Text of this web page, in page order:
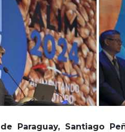
Paraguay, Santiago